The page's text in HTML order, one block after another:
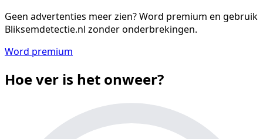
Geen advertenties meer zien?Word premium en gebruik
Bliksemdetectie.nl zonder onderbrekingen.
Word premium
Hoe ver is het onweer?